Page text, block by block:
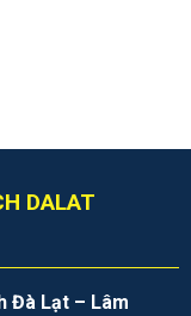
DALAT
Đà Lạt – Lâm